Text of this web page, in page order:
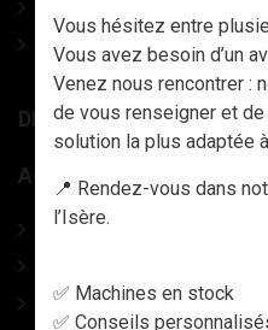
Grues de débardage
DIVERS MATÉRIEL
ACCESSOIRES
PHARMACIE
ACCESSOIRES DEBARDAGE
Vous hésitez entre
Vous avez besoin d’un
Venez nous rencontrer :
de vous renseigner et
solution la plus adaptée
📍 Rendez-vous dans
l’Isère.
✅ Machines en stock
✅ Conseils